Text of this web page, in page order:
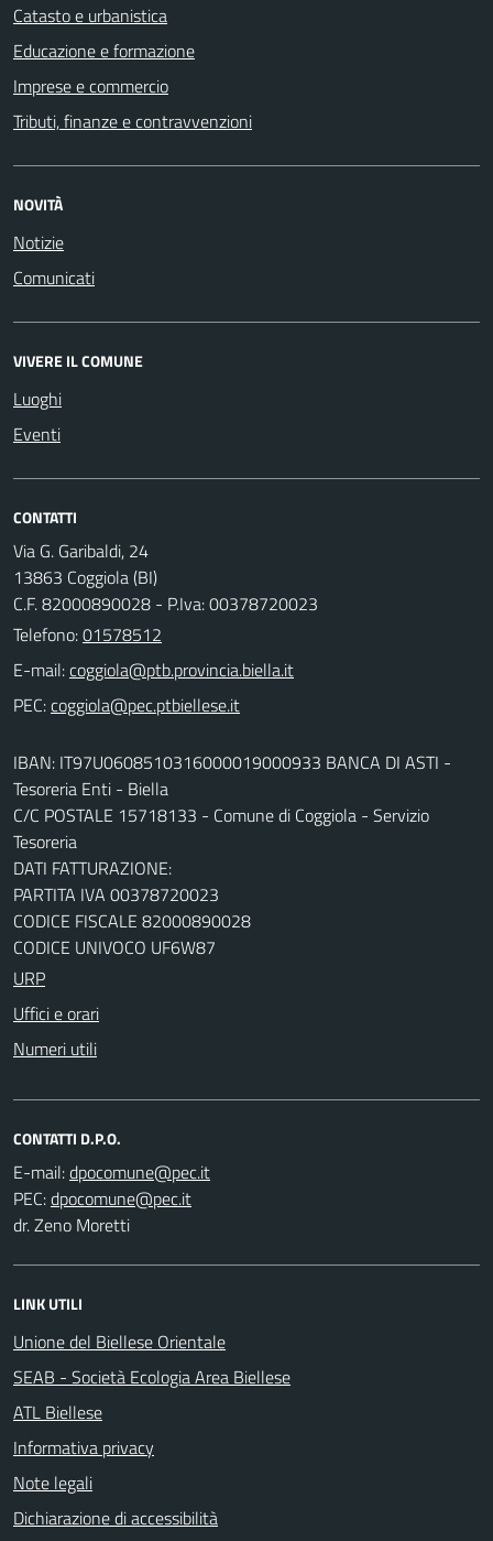
Catasto e urbanistica
Educazione e formazione
Imprese e commercio
Tributi, finanze e contravvenzioni
NOVITÀ
Notizie
Comunicati
VIVERE IL COMUNE
Luoghi
Eventi
CONTATTI
Via G. Garibaldi, 24
13863 Coggiola (BI)
C.F. 82000890028 - P.Iva: 00378720023
Telefono:01578512
E-mail:
PEC:
IBAN: IT97U0608510316000019000933 BANCA DI ASTI -
Tesoreria Enti - Biella
C/C POSTALE 15718133 - Comune di Coggiola - Servizio
Tesoreria
DATI FATTURAZIONE:
PARTITA IVA 00378720023
CODICE FISCALE 82000890028
CODICE UNIVOCO UF6W87
URP
Uffici e orari
Numeri utili
CONTATTI D.P.O.
E-mail:
PEC:
dr. Zeno Moretti
LINK UTILI
Unione del Biellese Orientale
SEAB - Società Ecologia Area Biellese
ATL Biellese
Informativa privacy
Note legali
Dichiarazione di accessibilità